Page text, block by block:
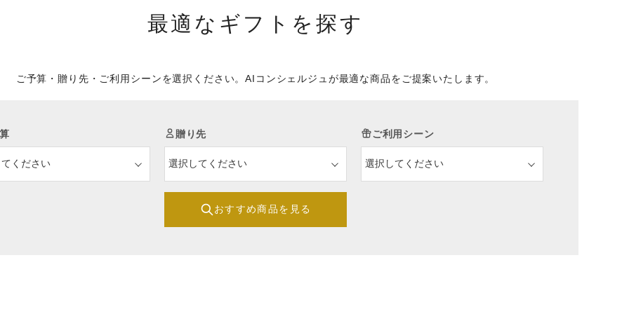
最適なギフトを探す
ご予算・贈り先・ご利用シーンを選択ください。AIコンシェルジュが最適な商品をご提案いたします。
贈り先 ご利用シーン
おすすめ商品を見る